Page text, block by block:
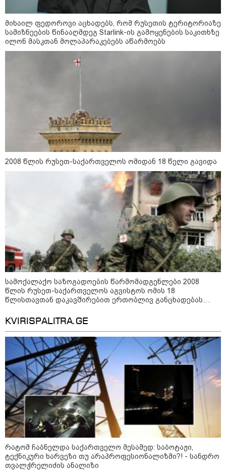
16:14 / 06-08-2026
"დღეს ვიმგზავრეთ
მატარებლით, რომელიც ახალი
სიჩქარით მოძრაობს, მანამდე
ბათუმამდე მგზავრობის დრო
გავრცელებულ ინფორმაციას
პასუხობენ
13:39 / 06-08-2026
ბაქომ საქართველოს საგარეო
უწყებას დიპლომატური ნოტა
გაუგზავნა - მიზეზი
აზერბაიჯანული სანომრე ნიშნის
მქონე სატვირთოების
საზღვარზე შეფერხებაა:
დეტალები
კატეგორიის ყველა სიახლე
კატეგორიები
მიხაილ ფედოროვი აცხადებს, რომ რუსეთის ტერიტორიაზე
სამიზნეების წინააღმდეგ Starlink-ის გამოყენების საკითხზე
ილონ მასკთან მოლაპარაკებებს აწარმოებს
2008 წლის რუსეთ-საქართველოს ომიდან 18 წელი გავიდა
სამოქალაქო საზოგადოების წარმომადგენლები 2008
წლის რუსეთ-საქართველოს აგვისტოს ომის 18
წლისთავთან დაკავშირებით ერთობლივ განცხადებას
KVIRISPALITRA.GE
რატომ ჩაბნელდა საქართველო მესამედ: საბოტაჟი,
ტექნიკური ხარვეზი თუ არაპროფესიონალიზმი?! - სანდრო
თვალჭრელიძის ანალიზი